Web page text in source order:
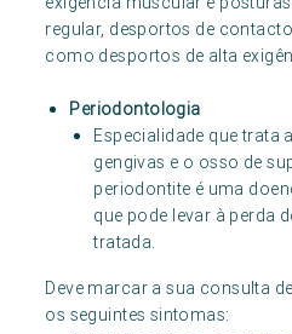
regular, desportos de
como desportos de alta
Periodontologia
Especialidade que trata
gengivas e o osso de
periodontite é uma
que pode levar à perda
tratada.
Deve marcar a sua consulta
os seguintes sintomas: